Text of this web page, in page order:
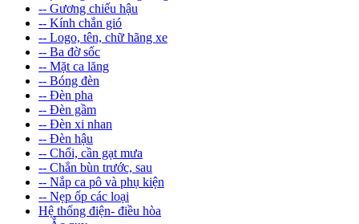
-- Gương chiếu hậu
-- Kính chắn gió
-- Logo, tên, chữ hãng xe
-- Ba đờ sốc
-- Mặt ca lăng
-- Bóng đèn
-- Đèn pha
-- Đèn gầm
-- Đèn xi nhan
-- Đèn hậu
-- Chổi, cần gạt mưa
-- Chắn bùn trước, sau
-- Nắp ca pô và phụ kiện
-- Nẹp ốp các loại
Hệ thống điện- điều hòa